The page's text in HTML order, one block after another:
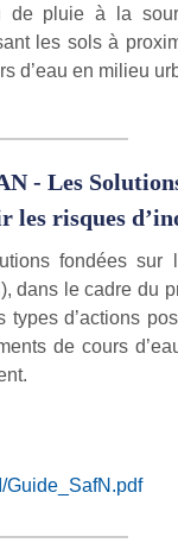
de pluie à la
les sols à
d’eau en milieu
- Les
les risques
fondées sur
dans le cadre du
d’actions
de cours
Guide_SafN.pdf